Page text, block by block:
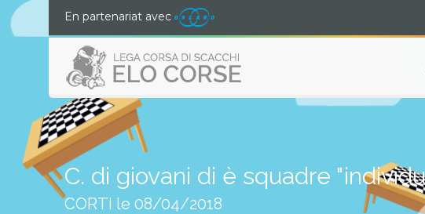
En partenariat avec
C. di giovani di è squadre
CORTI le 08/04/2018